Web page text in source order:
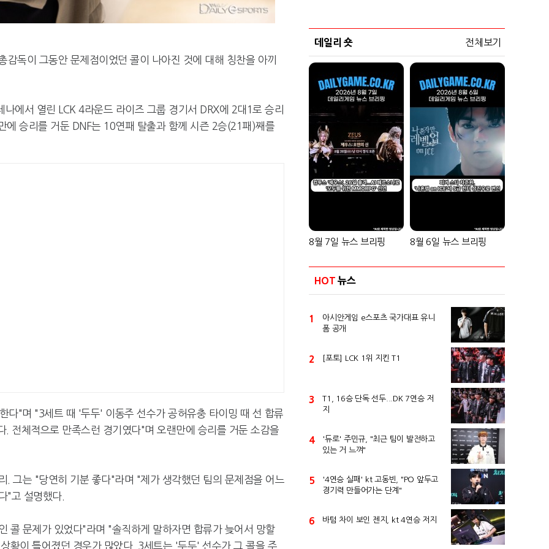
독이 그동안 문제점이었던 콜이 나아진 것에 대해 칭찬을 아끼
에서 열린 LCK 4라운드 라이즈 그룹 경기서 DRX에 2대1로 승리
승리를 거둔 DNF는 10연패 탈출과 함께 시즌 2승(21패)째를
다"며 "3세트 때 '두두' 이동주 선수가 공허유충 타이밍 때 선 합류
전체적으로 만족스런 경기였다"며 오랜만에 승리를 거둔 소감을
. 그는 "당연히 기분 좋다"라며 "제가 생각했던 팀의 문제점을 어느
"고 설명했다.
콜 문제가 있었다"라며 "솔직하게 말하자면 합류가 늦어서 망할
황이 틀어졌던 경우가 많았다. 3세트는 '두두' 선수가 그 콜을 주
데일리 숏 전체보기
8월 7일 뉴스 브리핑 8월 6일 뉴스 브리핑
HOT 뉴스
1
아시안게임 e스포츠 국가대표 유니
폼 공개
2 [포토] LCK 1위 지킨 T1
3
T1, 16승 단독 선두...DK 7연승 저
지
4
'듀로' 주민규, "최근 팀이 발전하고
있는 거 느껴"
5
'4연승 실패' kt 고동빈, "PO 앞두고
경기력 만들어가는 단계"
6 바텀 차이 보인 젠지, kt 4연승 저지